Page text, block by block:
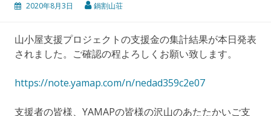
2020年8月3日 鍋割山荘
山小屋支援プロジェクトの支援金の集計結果が本日発表
されました。ご確認の程よろしくお願い致します。
https://note.yamap.com/n/nedad359c2e07
支援者の皆様、YAMAPの皆様の沢山のあたたかいご支